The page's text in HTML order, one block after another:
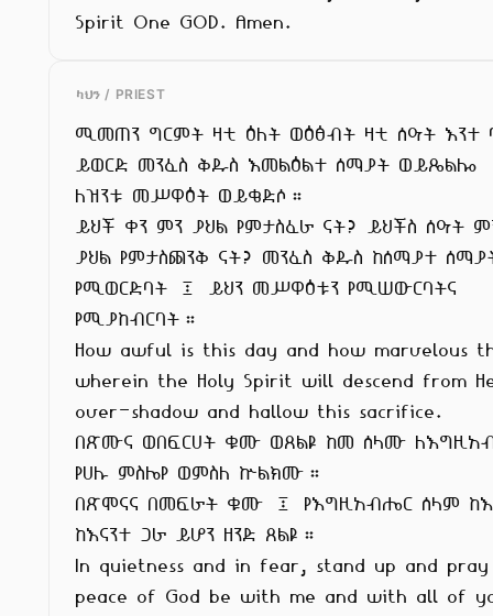
Spirit One GOD. Amen.
ካህን / PRIEST
ሚመጠን ግርምት ዛቲ ዕለት ወዕፅብት ዛቲ ሰዓት እንተ
ይወርድ መንፈስ ቅዱስ እመልዕልተ ሰማያት ወይጼልሎ
ለዝንቱ መሥዋዕት ወይቄድሶ።
ይህች ቀን ምን ያህል የምታስፈራ ናት? ይህችስ ሰዓት
ያህል የምታስጨንቅ ናት? መንፈስ ቅዱስ ከሰማያተ
የሚወርድባት ፤ ይህን መሥዋዕቱን የሚሠውርባትና
የሚያከብርባት።
How awful is this day and how marvelous
wherein the Holy Spirit will descend from
over-shadow and hallow this sacrifice.
በጽሙና ወበፍርሀት ቁሙ ወጸልዩ ከመ ሰላሙ
የሀሉ ምስሌየ ወምስለ ኵልክሙ።
በጽሞናና በመፍራት ቁሙ ፤ የእግዚአብሔር ሰላም
ከእናንተ ጋራ ይሆን ዘንድ ጸልዩ።
In quietness and in fear, stand up and
peace of God be with me and with all of